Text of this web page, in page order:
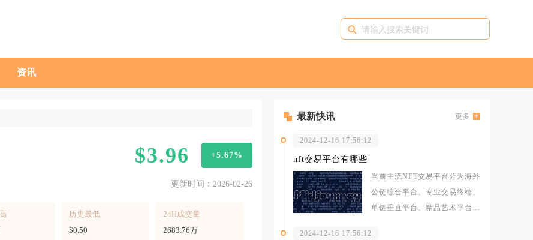
资讯
$3.96 +5.67%
更新时间：2026-02-26
历史最低
$0.50
24H成交量
2683.76万
最新快讯 更多
2024-12-16 17:56:12
nft交易平台有哪些
当前主流NFT交易平台分为海外
公链综合平台、专业交易终端、
单链垂直平台、精品艺术平台、
2024-12-16 17:56:12